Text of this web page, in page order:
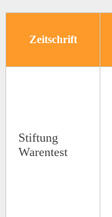
Zeitschrift
Stiftung
Warentest